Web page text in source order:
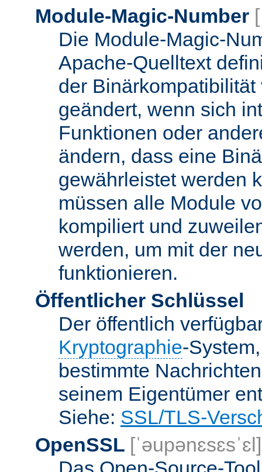
Module-Magic-Number
Die Module-Magic-
Apache-Quelltext
der
geändert, wenn sich
Funktionen oder
ändern, dass eine
gewährleistet werden
müssen alle Module
kompiliert und
werden, um mit der
funktionieren.
Öffentlicher Schlüssel
Der öffentlich
Kryptographie-
bestimmte
seinem Eigentümer
Siehe: SSL/TLS-
OpenSSL [ˈəupənɛsɛsˈɛl]